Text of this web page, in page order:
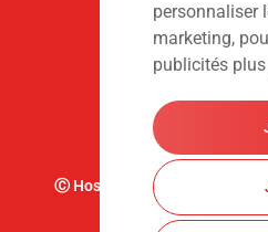
personnaliser
marketing,
publicités
Ⓒ Hoslet Frédéric S.A. Tous